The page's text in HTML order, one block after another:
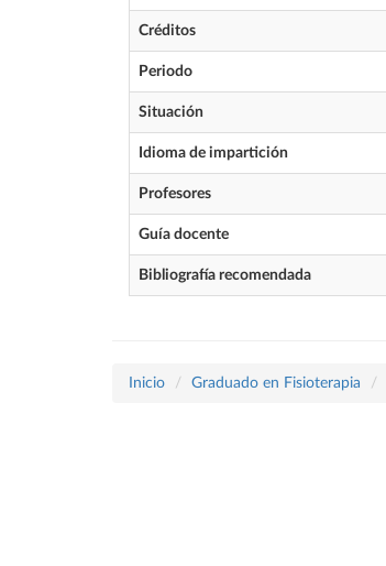
Créditos
Periodo
Situación
Idioma de impartición
Profesores
Guía docente
Bibliografía recomendada
Inicio Graduado en Fisioterapia